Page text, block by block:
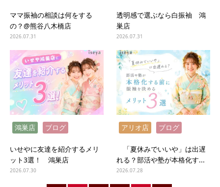
ママ振袖の相談は何をする
の？@熊谷八木橋店
2026.07.31
透明感で選ぶなら白振袖 鴻
巣店
2026.07.31
鴻巣店 ブログ
いせやに友達を紹介するメリ
ット3選！ 鴻巣店
2026.07.30
アリオ店 ブログ
「夏休みでいいや」は出遅
れる？部活や塾が本格化す...
2026.07.28